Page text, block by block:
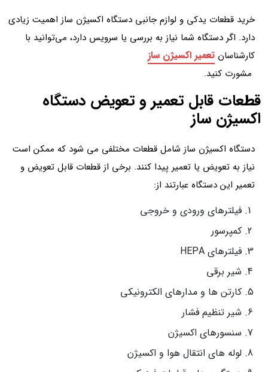
خرید قطعات یدکی و لوازم جانبی دستگاه اکسیژن ساز اهمیت زیادی
دارد. اگر دستگاه شما نیاز به بررسی یا سرویس دارد، می‌توانید با
کارشناسان تعمیر اکسیژن ساز
مشورت کنید.
قطعات قابل تعمیر و تعویض دستگاه
اکسیژن ساز
دستگاه‌ اکسیژن ساز شامل قطعات مختلفی می شود که ممکن است
نیاز به تعویض یا تعمیر پیدا کنند. برخی از قطعات قابل تعویض و
تعمیر این دستگاه‌ عبارتند از:
فیلترهای ورودی و خروجی
کمپرسور
فیلترهای HEPA
شیر برقی
کارتن ها و مدارهای الکترونیکی
شیر تنظیم فشار
سنسورهای اکسیژن
لوله های انتقال هوا و اکسیژن